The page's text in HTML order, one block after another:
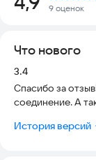
9 оценок
Что нового
Версия:
3.4
Спасибо за
соединение. А
История версий